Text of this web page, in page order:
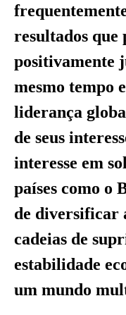
resultados que
positivamente
mesmo tempo
liderança
de seus
interesse em
países como o
de diversificar
cadeias de
estabilidade
um mundo